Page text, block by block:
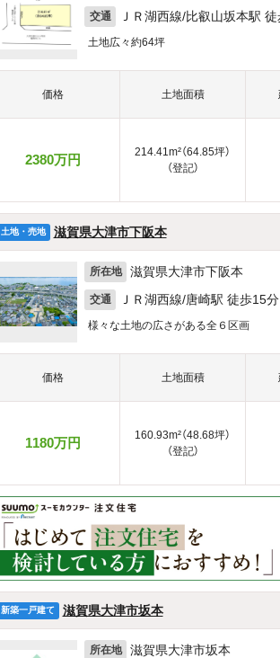
交通 ＪＲ湖西線/比叡山坂本駅
土地広々約64坪
価格 土地面積
2380万円
214.41m²（64.85坪）
（登記）
土地・売地 滋賀県大津市下阪本
所在地 滋賀県大津市下阪本
交通 ＪＲ湖西線/唐崎駅 徒歩15分
様々な土地の広さがある全６区画
価格 土地面積
1180万円
160.93m²（48.68坪）
（登記）
新築一戸建て 滋賀県大津市坂本
所在地 滋賀県大津市坂本